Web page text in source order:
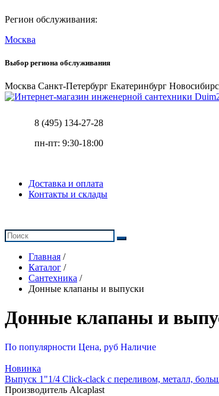
Регион обслуживания:
Москва
Выбор региона обслуживания
Москва Санкт-Петербург Екатеринбург
8 (495) 134-27-28
пн-пт: 9:30-18:00
Доставка и оплата
Контакты и склады
Главная /
Каталог /
Сантехника /
Донные клапаны и выпуски
Донные клапаны и
По популярности Цена, руб Наличие
Новинка
Выпуск 1"1/4 Click-clack с переливом, металл,
Производитель Alcaplast